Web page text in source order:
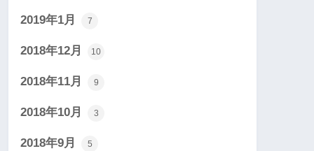
2019年1月 7
2018年12月 10
2018年11月 9
2018年10月 3
2018年9月 5